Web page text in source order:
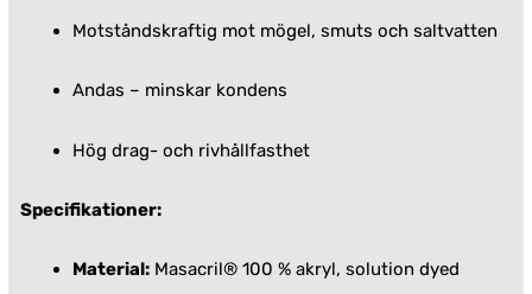
Motståndskraftig mot mögel, smuts och saltvatten
Andas – minskar kondens
Hög drag- och rivhållfasthet
Specifikationer:
Material:Masacril® 100 % akryl, solution dyed